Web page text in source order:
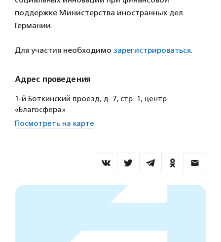
поддержке Министерства иностранных дел
Германии.
Для участия необходимо зарегистрироваться.
Адрес проведения
1-й Боткинский проезд, д. 7, стр. 1, центр
«Благосфера»
Посмотреть на карте